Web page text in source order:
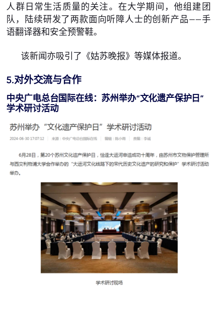
人群日常生活质量的关注。在大学期间，他组建团
队，陆续研发了两款面向听障人士的创新产品——手
语翻译器和安全预警鞋。
该新闻亦吸引了《姑苏晚报》等媒体报道。
5.对外交流与合作
中央广电总台国际在线： 苏州举办“文化遗产保护日”
学术研讨活动